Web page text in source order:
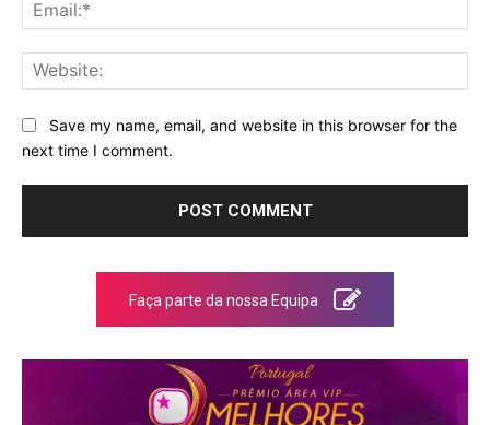
Save my name, email, and website in this browser for the
next time I comment.
Faça parte da nossa Equipa